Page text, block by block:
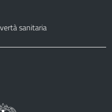
sanitaria